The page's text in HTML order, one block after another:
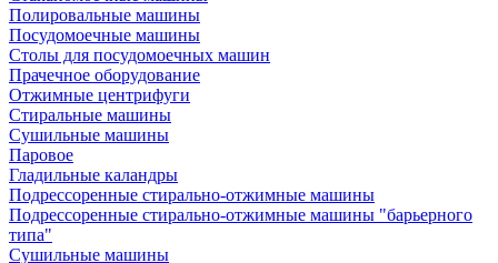
Полировальные машины
Посудомоечные машины
Столы для посудомоечных машин
Прачечное оборудование
Отжимные центрифуги
Стиральные машины
Сушильные машины
Паровое
Гладильные каландры
Подрессоренные стирально-отжимные машины
Подрессоренные стирально-отжимные машины "барьерного
типа"
Сушильные машины